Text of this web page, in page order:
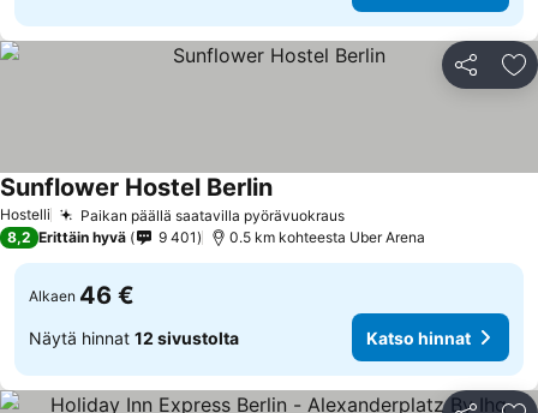
Jaa
Hostelli Paikan päällä saatavilla pyörävuokraus
Sunflower Hostel Berlin
8,2 Erittäin hyvä 9 401 0.5 km kohteesta Uber Arena
Alkaen 46 €
Näytä hinnat 12 sivustolta Katso hinnat